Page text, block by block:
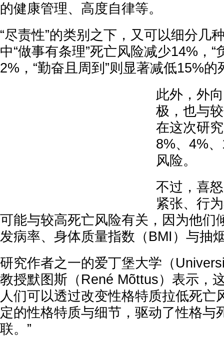
的健康管理、高度自律等。
“尽责性”的类别之下，又可以细分几
中“做事有条理”死亡风险减少14%，“
2%，“勤奋且周到”则显著减低15%的
此外，外
极，也与
在这次研
8%、4%
风险。
不过，喜
紧张、行
可能与较高死亡风险有关，因为他们
发病率、身体质量指数（BMI）与抽
研究作者之一的爱丁堡大学（
教授默图斯（René Mõttus）表示，
人们可以透过改变性格特质拉低死亡
定的性格特质与细节，驱动了性格与
联。”